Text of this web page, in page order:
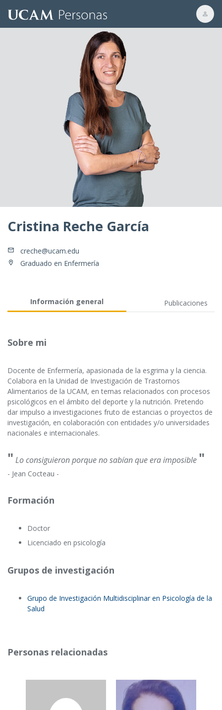
Cristina Reche García
creche@ucam.edu
Graduado en Enfermería
Información general Publicaciones
Sobre mi
Docente de Enfermería, apasionada de la esgrima y la ciencia.
Colabora en la Unidad de Investigación de Trastornos
Alimentarios de la UCAM, en temas relacionados con procesos
psicológicos en el ámbito del deporte y la nutrición. Pretendo
dar impulso a investigaciones fruto de estancias o proyectos de
investigación, en colaboración con entidades y/o universidades
nacionales e internacionales.
" Lo consiguieron porque no sabían que era imposible "
- Jean Cocteau -
Formación
Doctor
Licenciado en psicología
Grupos de investigación
Grupo de Investigación Multidisciplinar en Psicología de la
Salud
Personas relacionadas